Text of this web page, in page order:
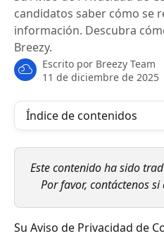
candidatos saber cómo se
información. Descubra
Breezy.
Escrito por Breezy Team
11 de diciembre de 2025
Índice de contenidos
Este contenido ha sido
Por favor, contáctenos
Su Aviso de Privacidad de